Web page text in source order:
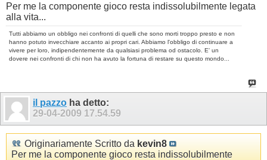
Per me la componente gioco resta indissolubilmente legata
alla vita...
Tutti abbiamo un obbligo nei confronti di quelli che sono morti troppo presto e non
hanno potuto invecchiare accanto ai propri cari. Abbiamo l'obbligo di continuare a
vivere per loro, indipendentemente da qualsiasi problema od ostacolo. E' un
dovere nei confronti di chi non ha avuto la fortuna di restare su questo mondo...
il pazzo ha detto:
29-04-2009 17.54.59
Originariamente Scritto da kevin8
Per me la componente gioco resta indissolubilmente